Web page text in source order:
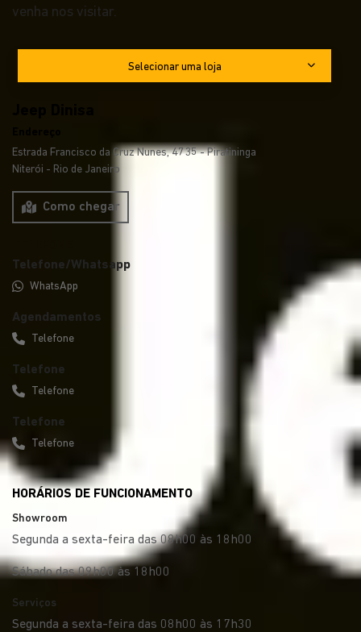
venha nos visitar.
Selecionar uma loja
Estrada Francisco da Cruz Nunes, 4735 - Piratininga
Niterói - Rio de Janeiro
Como chegar
Telefone/Whatsapp
WhatsApp
Agendamentos
Telefone
Telefone
Telefone
Telefone
Telefone
HORÁRIOS DE FUNCIONAMENTO
Showroom
Segunda a sexta-feira das 08h00 às 18h00
Sábado das 09h00 às 18h00
Serviços
Segunda a sexta-feira das 08h00 às 17h30